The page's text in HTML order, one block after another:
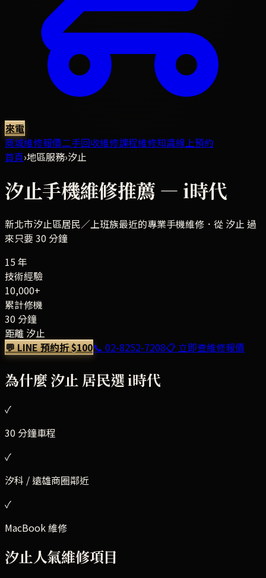
來電
商城維修報價二手回收維修課程維修知識線上預約
首頁›地區服務›汐止
汐止手機維修推薦 — i時代
新北市汐止區居民／上班族最近的專業手機維修． 從 汐止 過
來只要 30 分鐘
15 年
技術經驗
10,000+
累計修機
30 分鐘
距離 汐止
💬 LINE 預約折 $100📞 02-8252-7208📋 立即查維修報價
為什麼 汐止 居民選 i時代
✓
30 分鐘車程
✓
汐科 / 遠雄商圈鄰近
✓
MacBook 維修
汐止人氣維修項目